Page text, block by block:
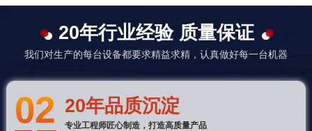
20年行业经验 质量保证
我们对生产的每台设备都要求精益求精，认真做好每一台机器
02 20年品质沉淀
专业工程师匠心制造，打造高质量产品